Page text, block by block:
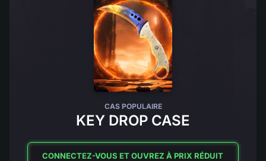
CAS POPULAIRE
KEY DROP CASE
CONNECTEZ-VOUS ET OUVREZ À PRIX RÉDUIT